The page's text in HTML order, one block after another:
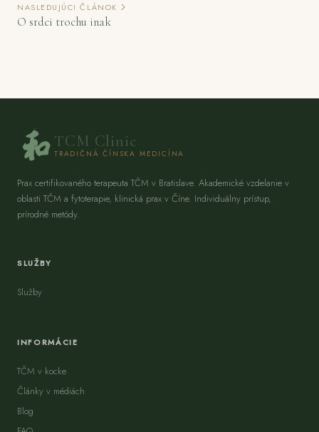
NASLEDUJÚCI ČLÁNOK
O srdci trochu inak
TCM Clinic
TRADIČNÁ ČÍNSKA MEDICÍNA
Prax certifikovaného terapeuta TČM v Bratislave. Akademické vzdelanie v
oblasti TČM a fytoterapie, klinická prax v Číne. Individuálny prístup,
prírodné metódy.
SLUŽBY
Služby
INFORMÁCIE
TČM v kocke
Články v médiách
Blog